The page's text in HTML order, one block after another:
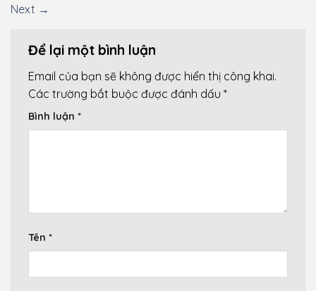
Next →
Để lại một bình luận
Email của bạn sẽ không được hiển thị công khai.
Các trường bắt buộc được đánh dấu *
Bình luận *
Tên *